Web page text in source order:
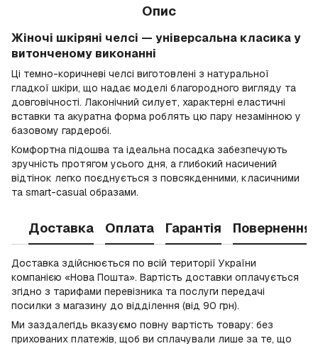
Опис
Жіночі шкіряні челсі — універсальна класика у
витонченому виконанні
Ці темно-коричневі челсі виготовлені з натуральної
гладкої шкіри, що надає моделі благородного вигляду та
довговічності. Лаконічний силует, характерні еластичні
вставки та акуратна форма роблять цю пару незамінною у
базовому гардеробі.
Комфортна підошва та ідеальна посадка забезпечують
зручність протягом усього дня, а глибокий насичений
відтінок легко поєднується з повсякденними, класичними
та smart-casual образами.
Доставка Оплата Гарантія Повернення
Доставка здійснюється по всій території України
компанією «Нова Пошта». Вартість доставки оплачується
згідно з тарифами перевізника та послуги передачі
посилки з магазину до відділення (від 90 грн).
Ми заздалегідь вказуємо повну вартість товару: без
прихованих платежів, щоб ви сплачували лише за те, що